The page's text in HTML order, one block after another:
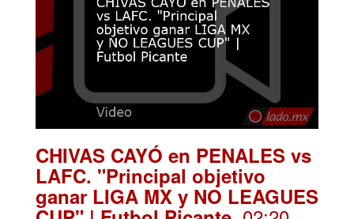
CHIVAS CAYÓ en PENALES vs
LAFC. "Principal objetivo
ganar LIGA MX y NO LEAGUES